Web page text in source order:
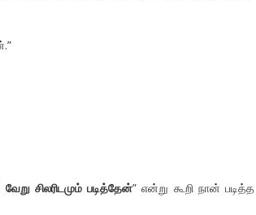
சிலரிடமும் படித்தேன்” என்று கூறி நான் படித்த